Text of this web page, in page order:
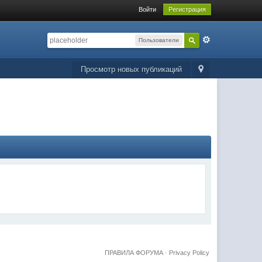
Войти Регистрация
Пользователи
Просмотр новых публикаций
Privacy Policy
ПРАВИЛА ФОРУМА·